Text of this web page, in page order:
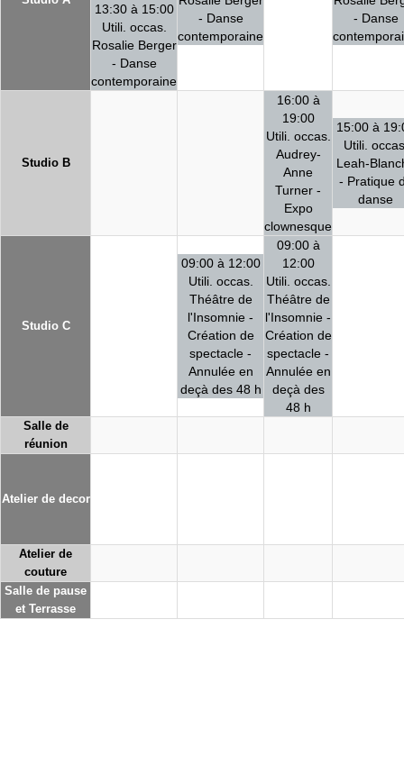
13:30 à 15:00
Utili. occas.
Rosalie Berger
- Danse
contemporaine
- Danse
contemporaine
- Danse
Studio B
16:00 à
19:00
Utili. occas.
Audrey-
Anne
Turner -
Expo
clownesque
15:00 à
Utili.
Leah-
- Pratique
danse
Studio C
09:00 à 12:00
Utili. occas.
Théâtre de
l'Insomnie -
Création de
spectacle -
Annulée en
deçà des 48 h
09:00 à
12:00
Utili. occas.
Théâtre de
l'Insomnie -
Création de
spectacle -
Annulée en
deçà des
48 h
Salle de
réunion
Atelier de decor
Atelier de
couture
Salle de pause
et Terrasse